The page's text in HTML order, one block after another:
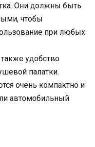
Они должны быть
чтобы
при любых
удобство
палатки.
очень компактно и
автомобильный